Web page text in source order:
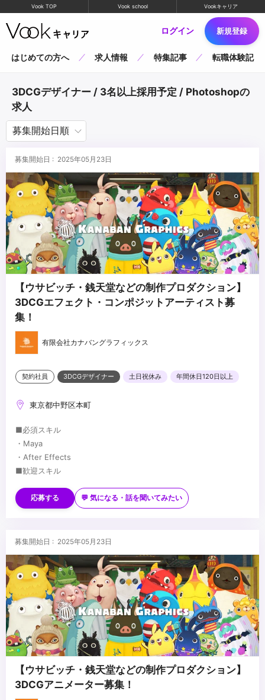
Vook TOP Vook school Vookキャリア
ログイン 新規登録
はじめての方へ 求人情報 特集記事 転職体験記
3DCGデザイナー / 3名以上採用予定 / Photoshopの
求人
募集開始日 : 2025年05月23日
【ウサビッチ・銭天堂などの制作プロダクション】
3DCGエフェクト・コンポジットアーティスト募
集！
有限会社カナバングラフィックス
契約社員 3DCGデザイナー 土日祝休み 年間休日120日以上
東京都中野区本町
■必須スキル
・Maya
・After Effects
■歓迎スキル
ある方
・美術・デザイン・画作りに造詣の深い方
・作業の流れを俯瞰で見れる方、プロジェクトリーダー経験者歓迎
応募する 💬 気になる・話を聞いてみたい
募集開始日 : 2025年05月23日
【ウサビッチ・銭天堂などの制作プロダクション】
3DCGアニメーター募集！